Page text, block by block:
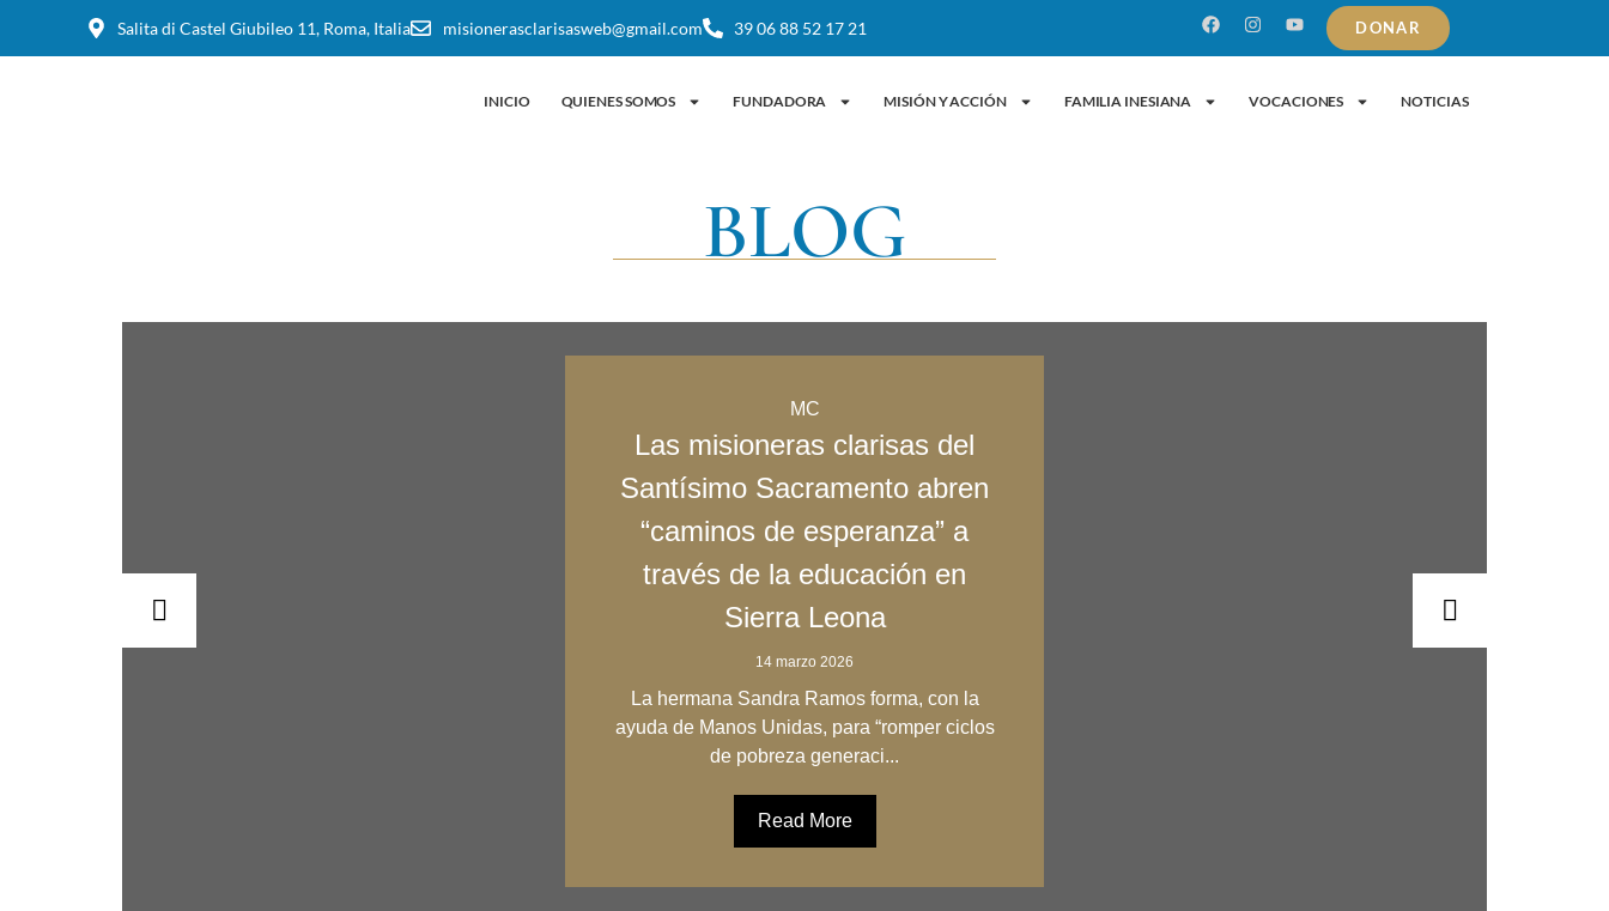
Salita di Castel Giubileo 11, Roma, Italia misionerasclarisasweb@gmail.com 39 06 88 52 17 21 DONAR
INICIO QUIENES SOMOS FUNDADORA MISIÓN Y ACCIÓN FAMILIA INESIANA VOCACIONES NOTICIAS
BLOG
MC
Las misioneras clarisas del
Santísimo Sacramento abren
“caminos de esperanza” a
través de la educación en
Sierra Leona
14 marzo 2026
La hermana Sandra Ramos forma, con la
ayuda de Manos Unidas, para “romper ciclos
de pobreza generaci...
Read More